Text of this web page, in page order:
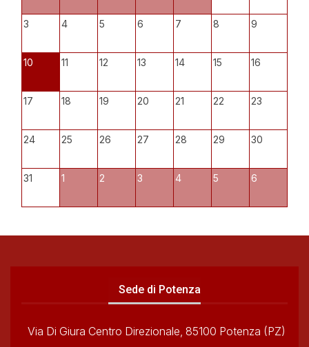
3 4 5 6 7 8 9
10 11 12 13 14 15 16
17 18 19 20 21 22 23
24 25 26 27 28 29 30
31 1 2 3 4 5 6
Sede di Potenza
Via Di Giura Centro Direzionale, 85100 Potenza (PZ)